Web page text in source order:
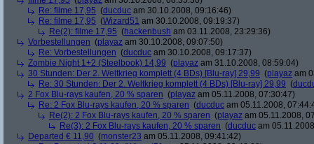
Re: filme 17,95 (ducduc am 30.10.2008, 09:16:46)
Re: filme 17,95 (Wizard51 am 30.10.2008, 09:19:37)
Re(2): filme 17,95 (hackenbush am 03.11.2008, 23:29:36)
Vorbestellungen (playaz am 30.10.2008, 09:07:50)
Re: Vorbestellungen (ducduc am 30.10.2008, 09:17:37)
Zombie Night 1+2 (Steelbook) 14,99 (playaz am 31.10.2008, 08:59:04)
30 Stunden: Der 2. Weltkrieg komplett (4 BDs) [Blu-ray] 29,99 (playaz am
Re: 30 Stunden: Der 2. Weltkrieg komplett (4 BDs) [Blu-ray] 29,99 (
2 Fox Blu-rays kaufen, 20 % sparen (playaz am 05.11.2008, 07:30:47)
Re: 2 Fox Blu-rays kaufen, 20 % sparen (ducduc am 05.11.2008,
Re(2): 2 Fox Blu-rays kaufen, 20 % sparen (playaz am 05.11.2008,
Re(3): 2 Fox Blu-rays kaufen, 20 % sparen (ducduc am
Departed € 11,90 (monster23 am 05.11.2008, 09:41:42)